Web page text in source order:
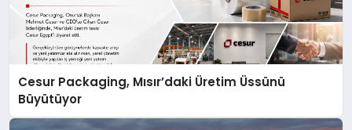
Cesur Packaging, Mısır’daki Üretim Üssünü
Büyütüyor